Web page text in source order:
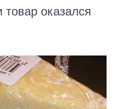
товар оказался